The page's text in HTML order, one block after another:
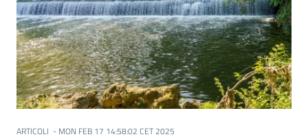
ARTICOLI - MON FEB 17 14:58:02 CET 2025